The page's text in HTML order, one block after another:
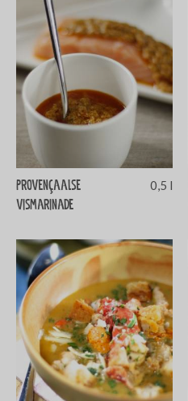
Provençaalse
vismarinade
0,5 l